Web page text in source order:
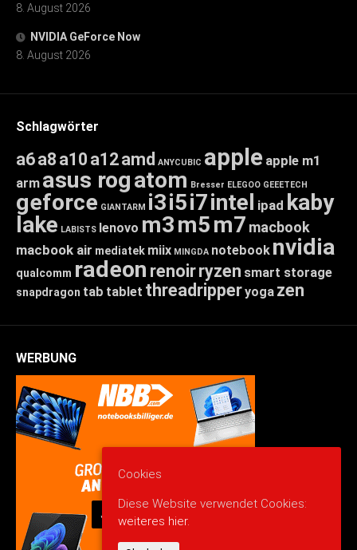
8. August 2026
NVIDIA GeForce Now
8. August 2026
Schlagwörter
a6a8 a10 a12amd ANYCUBIC apple apple m1
arm asus rogatom Bresser ELEGOO GEEETECH
geforce GIANTARM i3i5i7intel ipad kaby
lake LABISTS lenovo m3m5m7 macbook
macbook air mediatek miix MINGDA notebook nvidia
qualcomm radeon renoirryzen smart storage
snapdragon tab tablet threadripperyoga zen
WERBUNG
Cookies
Diese Website verwendet Cookies:
weiteres hier.